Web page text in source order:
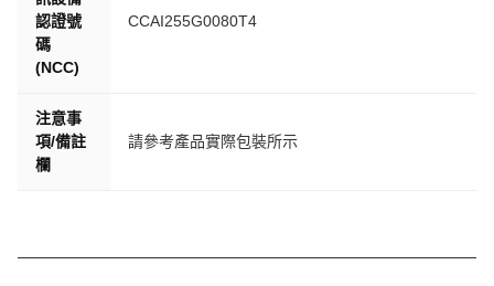
認證號
碼
(NCC)
CCAI255G0080T4
注意事
項/備註
欄
請參考產品實際包裝所示